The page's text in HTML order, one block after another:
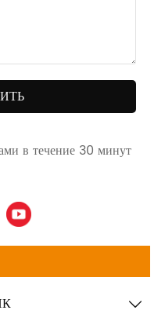
в течение 30 минут
